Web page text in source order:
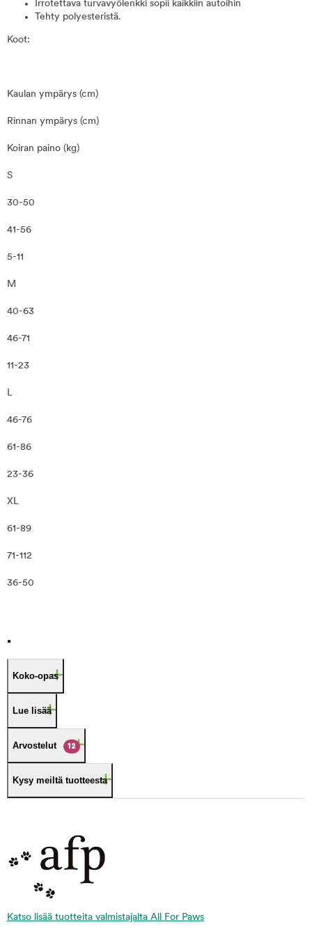
Irrotettava turvavyölenkki sopii kaikkiin autoihin
Tehty polyesteristä.
Koot:
Kaulan ympärys (cm)
Rinnan ympärys (cm)
Koiran paino (kg)
S
30-50
41-56
5-11
M
40-63
46-71
11-23
L
46-76
61-86
23-36
XL
61-89
71-112
36-50
.
Koko-opas
Lue lisää
Arvostelut 12
Kysy meiltä tuotteesta
Katso lisää tuotteita valmistajalta All For Paws